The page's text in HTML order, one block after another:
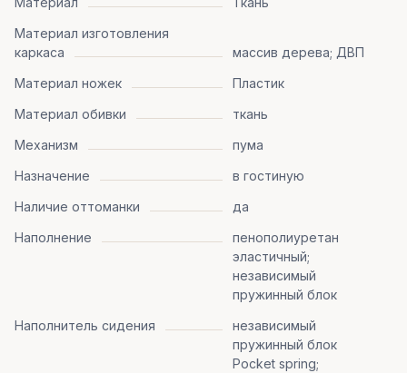
Материал изготовления
каркаса
массив дерева; ДВП
Материал ножек
Пластик
Материал обивки
ткань
Механизм
пума
Назначение
в гостиную
Наличие оттоманки
да
Наполнение
пенополиуретан
эластичный;
независимый
пружинный блок
Наполнитель сидения
независимый
пружинный блок
Pocket spring;